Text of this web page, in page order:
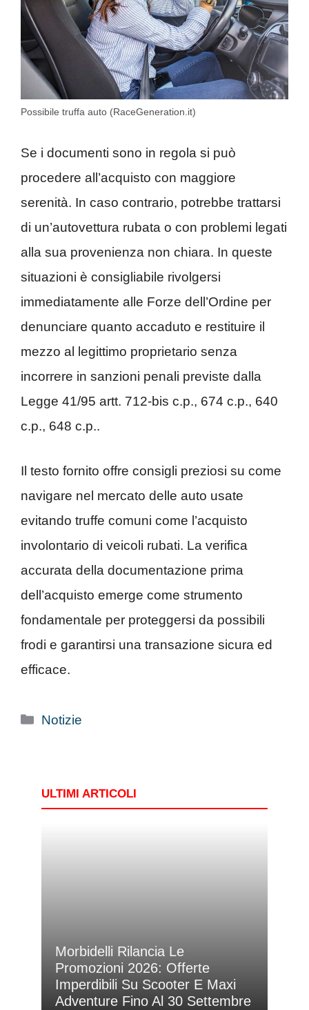
Possibile truffa auto (RaceGeneration.it)
Se i documenti sono in regola si può
procedere all’acquisto con maggiore
serenità. In caso contrario, potrebbe trattarsi
di un’autovettura rubata o con problemi legati
alla sua provenienza non chiara. In queste
situazioni è consigliabile rivolgersi
immediatamente alle Forze dell’Ordine per
denunciare quanto accaduto e restituire il
mezzo al legittimo proprietario senza
incorrere in sanzioni penali previste dalla
Legge 41/95 artt. 712-bis c.p., 674 c.p., 640
c.p., 648 c.p..
Il testo fornito offre consigli preziosi su come
navigare nel mercato delle auto usate
evitando truffe comuni come l’acquisto
involontario di veicoli rubati. La verifica
accurata della documentazione prima
dell’acquisto emerge come strumento
fondamentale per proteggersi da possibili
frodi e garantirsi una transazione sicura ed
efficace.
Categorie
Notizie
ULTIMI ARTICOLI
Morbidelli Rilancia Le
Promozioni 2026: Offerte
Imperdibili Su Scooter E Maxi
Adventure Fino Al 30 Settembre